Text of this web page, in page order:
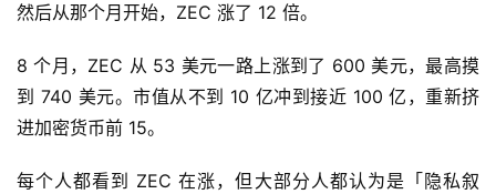
然后从那个月开始，ZEC 涨了 12 倍。
8 个月，ZEC 从 53 美元一路上涨到了 600 美元，最高摸
到 740 美元。市值从不到 10 亿冲到接近 100 亿，重新挤
进加密货币前 15。
每个人都看到 ZEC 在涨，但大部分人都认为是「隐私叙